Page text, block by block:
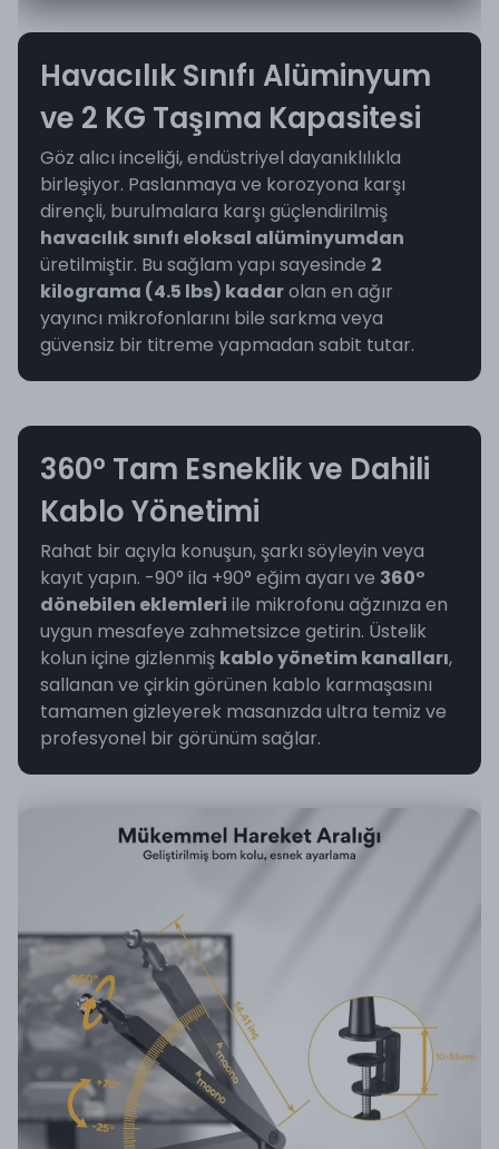
Havacılık Sınıfı Alüminyum
ve 2 KG Taşıma Kapasitesi
Göz alıcı inceliği, endüstriyel dayanıklılıkla
birleşiyor. Paslanmaya ve korozyona karşı
dirençli, burulmalara karşı güçlendirilmiş
havacılık sınıfı eloksal alüminyumdan
üretilmiştir. Bu sağlam yapı sayesinde 2
kilograma (4.5 lbs) kadarolan en ağır
yayıncı mikrofonlarını bile sarkma veya
güvensiz bir titreme yapmadan sabit tutar.
360° Tam Esneklik ve Dahili
Kablo Yönetimi
Rahat bir açıyla konuşun, şarkı söyleyin veya
kayıt yapın. -90° ila +90° eğim ayarı ve 360°
dönebilen eklemleri ile mikrofonu ağzınıza en
uygun mesafeye zahmetsizce getirin. Üstelik
kolun içine gizlenmiş kablo yönetim kanalları,
sallanan ve çirkin görünen kablo karmaşasını
tamamen gizleyerek masanızda ultra temiz ve
profesyonel bir görünüm sağlar.